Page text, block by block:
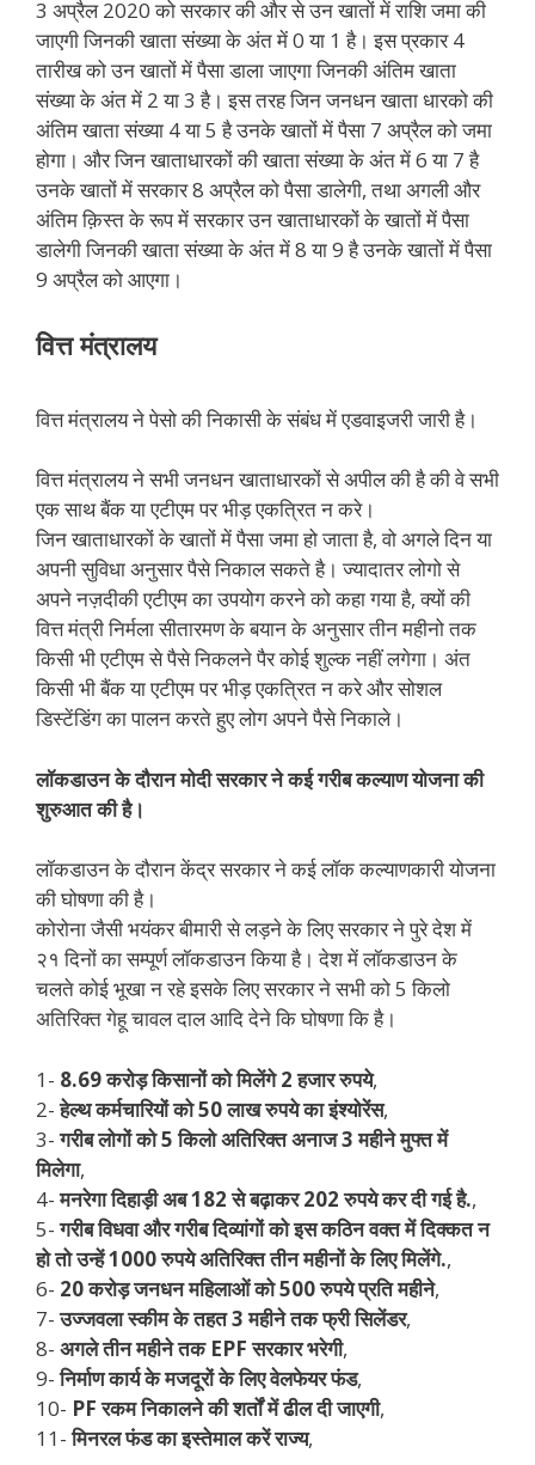
3 अप्रैल 2020 को सरकार की और से उन खातों में राशि जमा की
जाएगी जिनकी खाता संख्या के अंत में 0 या 1 है। इस प्रकार 4
तारीख को उन खातों में पैसा डाला जाएगा जिनकी अंतिम खाता
संख्या के अंत में 2 या 3 है। इस तरह जिन जनधन खाता धारको की
अंतिम खाता संख्या 4 या 5 है उनके खातों में पैसा 7 अप्रैल को जमा
होगा। और जिन खाताधारकों की खाता संख्या के अंत में 6 या 7 है
उनके खातों में सरकार 8 अप्रैल को पैसा डालेगी, तथा अगली और
अंतिम क़िस्त के रूप में सरकार उन खाताधारकों के खातों में पैसा
डालेगी जिनकी खाता संख्या के अंत में 8 या 9 है उनके खातों में पैसा
9 अप्रैल को आएगा।
वित्त मंत्रालय
वित्त मंत्रालय ने पेसो की निकासी के संबंध में एडवाइजरी जारी है।
वित्त मंत्रालय ने सभी जनधन खाताधारकों से अपील की है की वे सभी
एक साथ बैंक या एटीएम पर भीड़ एकत्रित न करे।
जिन खाताधारकों के खातों में पैसा जमा हो जाता है, वो अगले दिन या
अपनी सुविधा अनुसार पैसे निकाल सकते है। ज्यादातर लोगो से
अपने नज़दीकी एटीएम का उपयोग करने को कहा गया है, क्यों की
वित्त मंत्री निर्मला सीतारमण के बयान के अनुसार तीन महीनो तक
किसी भी एटीएम से पैसे निकलने पैर कोई शुल्क नहीं लगेगा। अंत
किसी भी बैंक या एटीएम पर भीड़ एकत्रित न करे और सोशल
डिस्टेंडिंग का पालन करते हुए लोग अपने पैसे निकाले।
लॉकडाउन के दौरान मोदी सरकार ने कई गरीब कल्याण योजना की
शुरुआत की है।
लॉकडाउन के दौरान केंद्र सरकार ने कई लॉक कल्याणकारी योजना
की घोषणा की है।
कोरोना जैसी भयंकर बीमारी से लड़ने के लिए सरकार ने पुरे देश में
२१ दिनों का सम्पूर्ण लॉकडाउन किया है। देश में लॉकडाउन के
चलते कोई भूखा न रहे इसके लिए सरकार ने सभी को 5 किलो
अतिरिक्त गेहू चावल दाल आदि देने कि घोषणा कि है।
1- 8.69 करोड़ किसानों को मिलेंगे 2 हजार रुपये,
2-हेल्थ कर्मचारियों को 50 लाख रुपये का इंश्योरेंस,
3-गरीब लोगों को 5 किलो अतिरिक्त अनाज 3 महीने मुफ्त में
मिलेगा,
4-मनरेगा दिहाड़ी अब 182 से बढ़ाकर 202 रुपये कर दी गई है.,
5-गरीब विधवा और गरीब दिव्यांगों को इस कठिन वक्त में दिक्कत न
हो तो उन्हें 1000 रुपये अतिरिक्त तीन महीनों के लिए मिलेंगे.,
6- 20 करोड़ जनधन महिलाओं को 500 रुपये प्रति महीने,
7-उज्जवला स्कीम के तहत 3 महीने तक फ्री सिलेंडर,
8- अगले तीन महीने तक EPF सरकार भरेगी,
9-निर्माण कार्य के मजदूरों के लिए वेलफेयर फंड,
10- PF रकम निकालने की शर्तों में ढील दी जाएगी,
11-मिनरल फंड का इस्तेमाल करें राज्य,